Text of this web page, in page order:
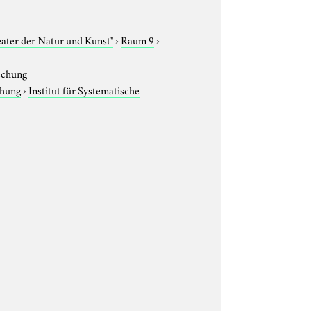
der Natur und Kunst"›Raum 9›
›Institut für Systematische